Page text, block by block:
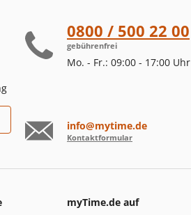
0800 / 500 22 00
gebührenfrei
Mo. - Fr.: 09:00 - 17:00 Uhr
info@mytime.de
Kontaktformular
myTime.de auf